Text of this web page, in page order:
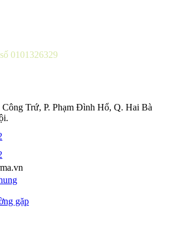
0101326329
Công Trứ, P. Phạm Đình Hổ, Q. Hai Bà
gặp